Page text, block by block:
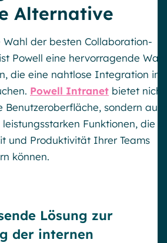
Alternative
Wahl der besten Collaboration-
Powell eine hervorragende Wahl
die eine nahtlose Integration in
Powell Intranet bietet nicht
Benutzeroberfläche, sondern
Funktionen, die
und Produktivität Ihrer Teams
können.
Lösung zur
der internen